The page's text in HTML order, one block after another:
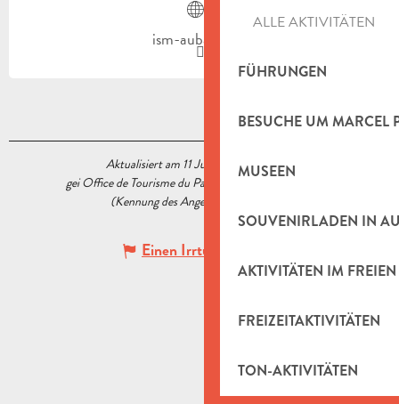
ALLE AKTIVITÄTEN
FÜHRUNGEN
BESUCHE UM MARCEL
MUSEEN
SOUVENIRLADEN IN
AKTIVITÄTEN IM FREIEN
FREIZEITAKTIVITÄTEN
TON-AKTIVITÄTEN
ism-aubagne.fr
Aktualisiert am 11 Juni 2025 Um 11:18
gei Office de Tourisme du Pays d’Aubagne et de l’Étoile
(Kennung des Angebots :
Einen Irrtum angeben